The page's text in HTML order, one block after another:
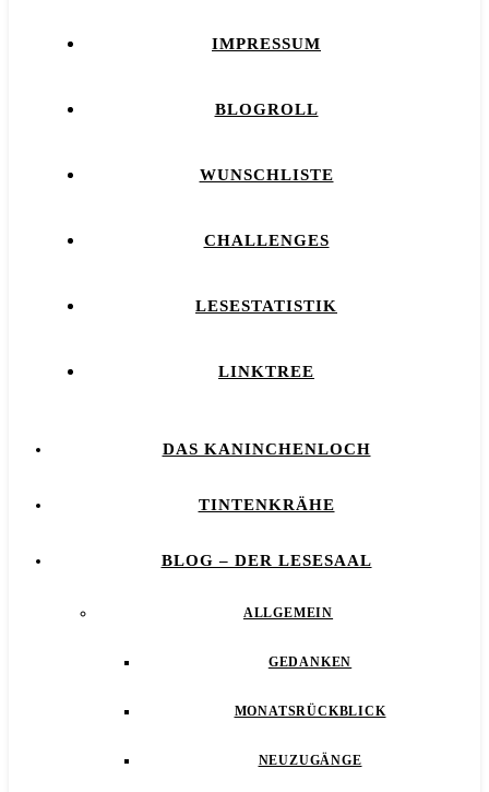
IMPRESSUM
BLOGROLL
WUNSCHLISTE
CHALLENGES
LESESTATISTIK
LINKTREE
DAS KANINCHENLOCH
TINTENKRÄHE
BLOG – DER LESESAAL
ALLGEMEIN
GEDANKEN
MONATSRÜCKBLICK
NEUZUGÄNGE